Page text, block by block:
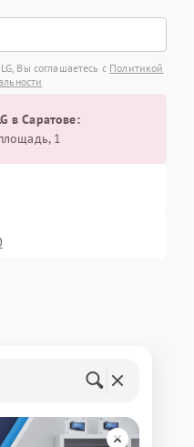
Вы соглашаетесь с Политикой
в Саратове:
1